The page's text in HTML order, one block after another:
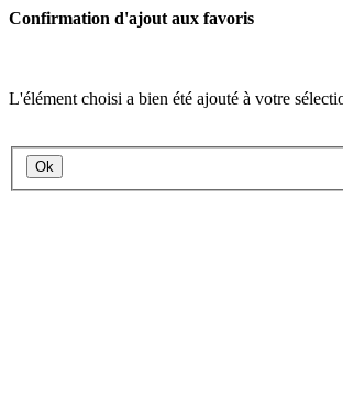
Confirmation d'ajout aux favoris
L'élément choisi a bien été ajouté à votre